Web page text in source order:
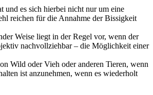
und es sich hierbei nicht nur um eine
reichen für die Annahme der Bissigkeit
Weise liegt in der Regel vor, wenn der
nachvollziehbar – die Möglichkeit einer
Wild oder Vieh oder anderen Tieren, wenn
ist anzunehmen, wenn es wiederholt